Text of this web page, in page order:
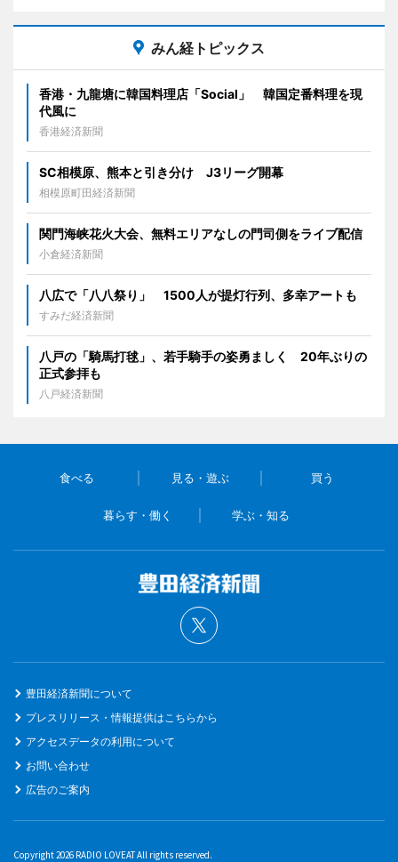
みん経トピックス
香港・九龍塘に韓国料理店「Social」 韓国定番料理を現
代風に
香港経済新聞
SC相模原、熊本と引き分け J3リーグ開幕
相模原町田経済新聞
関門海峡花火大会、無料エリアなしの門司側をライブ配信
小倉経済新聞
八広で「八八祭り」 1500人が提灯行列、多幸アートも
すみだ経済新聞
八戸の「騎馬打毬」、若手騎手の姿勇ましく 20年ぶりの
正式参拝も
八戸経済新聞
食べる 見る・遊ぶ 買う
暮らす・働く 学ぶ・知る
豊田経済新聞について
プレスリリース・情報提供はこちらから
アクセスデータの利用について
お問い合わせ
広告のご案内
Copyright 2026 RADIO LOVEAT All rights reserved.